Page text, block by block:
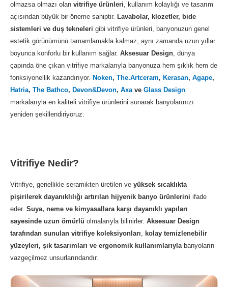
olmazsa olmazı olan vitrifiye ürünleri, kullanım kolaylığı ve tasarım
açısından büyük bir öneme sahiptir. Lavabolar, klozetler, bide
sistemleri ve duş tekneleri gibi vitrifiye ürünleri, banyonuzun genel
estetik görünümünü tamamlamakla kalmaz, aynı zamanda uzun yıllar
boyunca konforlu bir kullanım sağlar. Aksesuar Design, dünya
çapında öne çıkan vitrifiye markalarıyla banyonuza hem şıklık hem de
fonksiyonellik kazandırıyor. Noken, The.Artceram, Kerasan, Agape,
Hatria, The Bathco, Devon&Devon, Axave Glass Design
markalarıyla en kaliteli vitrifiye ürünlerini sunarak banyolarınızı
yeniden şekillendiriyoruz.
Vitrifiye Nedir?
Vitrifiye, genellikle seramikten üretilen ve yüksek sıcaklıkta
pişirilerek dayanıklılığı artırılan hijyenik banyo ürünlerini ifade
eder. Suya, neme ve kimyasallara karşı dayanıklı yapıları
sayesinde uzun ömürlü olmalarıyla bilinirler. Aksesuar Design
tarafından sunulan vitrifiye koleksiyonları, kolay temizlenebilir
yüzeyleri, şık tasarımları ve ergonomik kullanımlarıylabanyoların
vazgeçilmez unsurlarındandır.